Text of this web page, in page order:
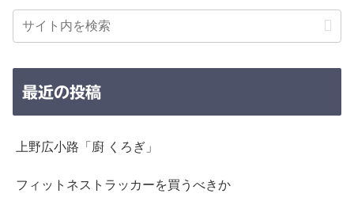
最近の投稿
上野広小路「廚 くろぎ」
フィットネストラッカーを買うべきか